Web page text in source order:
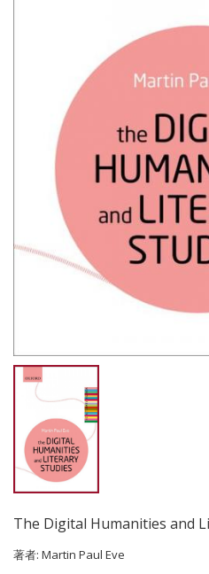
The Digital Humanities and
著者: Martin Paul Eve